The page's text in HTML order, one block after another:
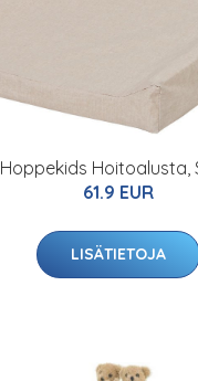
Hoppekids Hoitoalusta,
61.9 EUR
LISÄTIETOJA